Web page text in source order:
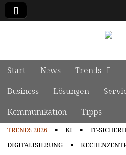
Main menu
Skip to content
Start News Trends
Business
Lösungen
Kommunikation
Tipps
TRENDS 2026 KI
IT-
DIGITALISIERUNG